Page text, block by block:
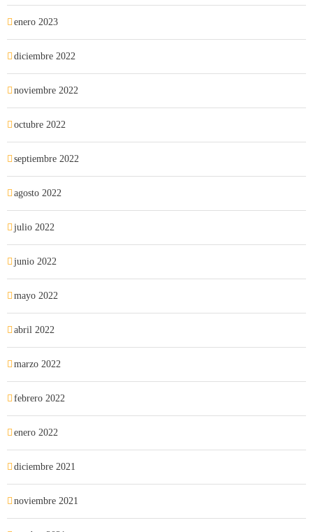
enero 2023
diciembre 2022
noviembre 2022
octubre 2022
septiembre 2022
agosto 2022
julio 2022
junio 2022
mayo 2022
abril 2022
marzo 2022
febrero 2022
enero 2022
diciembre 2021
noviembre 2021